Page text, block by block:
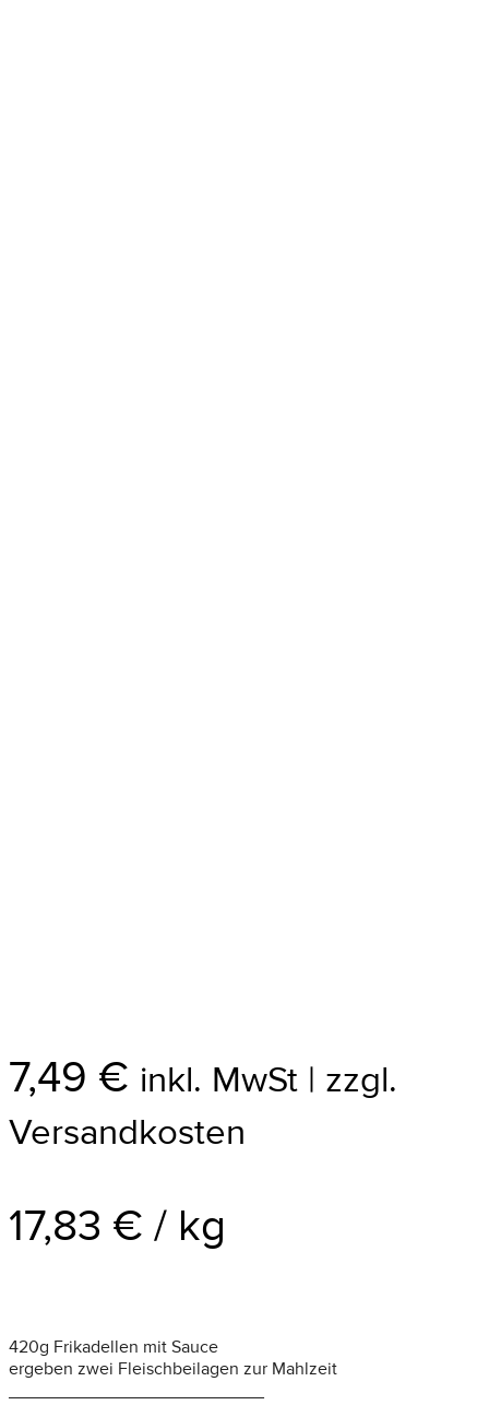
7,49 € inkl. MwSt | zzgl.
Versandkosten
17,83 € / kg
420g Frikadellen mit Sauce
ergeben zwei Fleischbeilagen zur Mahlzeit